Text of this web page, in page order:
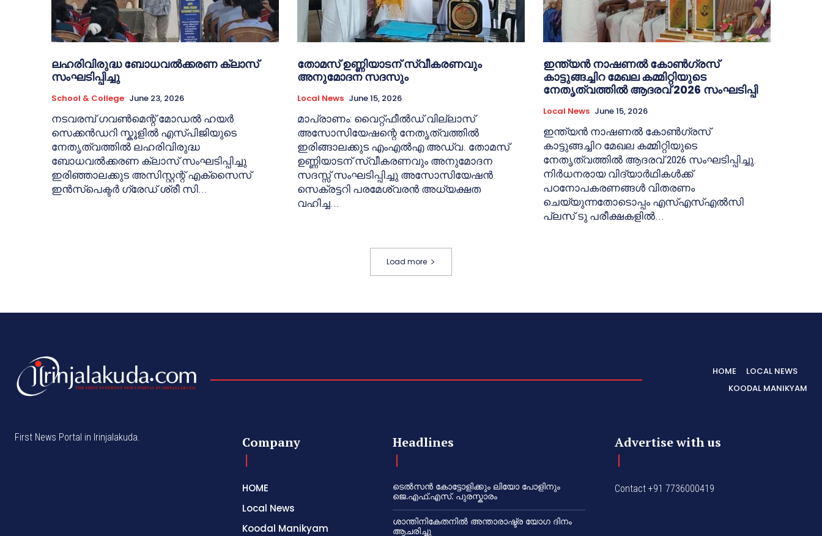
ലഹരിവിരുദ്ധ ബോധവൽക്കരണ ക്ലാസ്
സംഘടിപ്പിച്ചു
School & College June 23, 2026
നടവരമ്പ് ഗവൺമെന്റ് മോഡൽ ഹയർ
സെക്കൻഡറി സ്കൂളിൽ എസ്പിജിയുടെ
നേതൃത്വത്തിൽ ലഹരിവിരുദ്ധ
ബോധവൽക്കരണ ക്ലാസ് സംഘടിപ്പിച്ചു
ഇരിഞ്ഞാലക്കുട അസിസ്റ്റന്റ് എക്സൈസ്
ഇൻസ്പെക്ടർ ഗ്രേഡ് ശ്രീ സി...
തോമസ് ഉണ്ണിയാടന് സ്വീകരണവും
അനുമോദന സദസും
Local News June 15, 2026
മാപ്രാണം: വൈറ്റ്ഫീൽഡ് വില്ലാസ്
അസോസിയേഷന്റെ നേതൃത്വത്തിൽ
ഇരിങ്ങാലക്കുട എംഎൽഎ അഡ്വ. തോമസ്
ഉണ്ണിയാടന് സ്വീകരണവും അനുമോദന
സദസ്സ് സംഘടിപ്പിച്ചു അസോസിയേഷൻ
സെക്രട്ടറി പരമേശ്വരൻ അധ്യക്ഷത
വഹിച്ച...
ഇന്ത്യൻ നാഷണൽ കോൺഗ്രസ്
കാട്ടുങ്ങച്ചിറ മേഖല കമ്മിറ്റിയുടെ
നേതൃത്വത്തിൽ ആദരവ് 2026 സംഘടിപ്പി
Local News June 15, 2026
ഇന്ത്യൻ നാഷണൽ കോൺഗ്രസ്
കാട്ടുങ്ങച്ചിറ മേഖല കമ്മിറ്റിയുടെ
നേതൃത്വത്തിൽ ആദരവ് 2026 സംഘടിപ്പിച്ചു.
നിർധനരായ വിദ്യാർഥികൾക്ക്
പഠനോപകരണങ്ങൾ വിതരണം
ചെയ്യുന്നതോടൊപ്പം എസ്എസ്എൽസി
പ്ലസ് ടു പരീക്ഷകളിൽ...
Load more
HOME
LOCAL NEWS
KOODAL MANIKYAM
First News Portal in Irinjalakuda. Company
HOME
Local News
Koodal Manikyam
Headlines
ടെൽസൻ കോട്ടോളിക്കും ലിയോ പോളിനും
ജെ.എഫ്.എസ്. പുരസ്കാരം
ശാന്തിനികേതനിൽ അന്താരാഷ്ട്ര യോഗ ദിനം
ആചരിച്ചു
Advertise with us
Contact +91 7736000419